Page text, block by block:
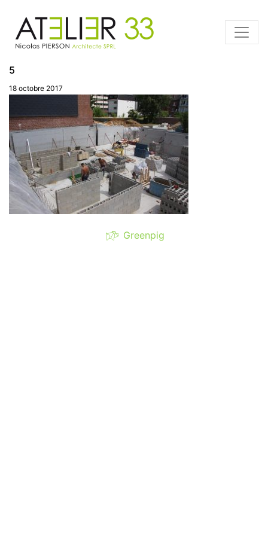
5
18 octobre 2017
Greenpig